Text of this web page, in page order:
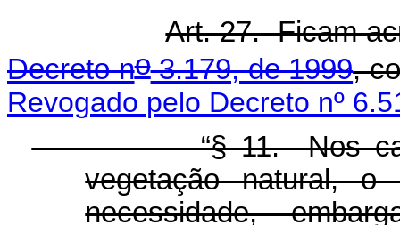
Art. 27. Ficam
Decreto no3.179, de 1999,
Revogado pelo Decreto nº
“§ 11. Nos casos
vegetação natural, o
necessidade,